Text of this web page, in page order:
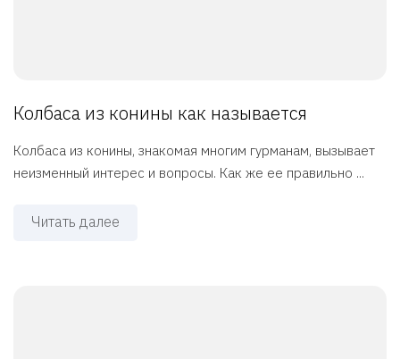
Колбаса из конины как называется
Колбаса из конины, знакомая многим гурманам, вызывает
неизменный интерес и вопросы. Как же ее правильно ...
Читать далее